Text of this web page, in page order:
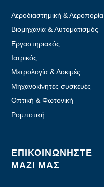
Αεροδιαστημική & Αεροπορία
Βιομηχανία & Αυτοματισμός
Εργαστηριακός
Αυτοματισμός
Ιατρικός
Μετρολογία & Δοκιμές
Μηχανοκίνητες συσκευές
χειρός
Οπτική & Φωτονική
Ρομποτική
ΕΠΙΚΟΙΝΩΝΉΣΤΕ
ΜΑΖΊ ΜΑΣ